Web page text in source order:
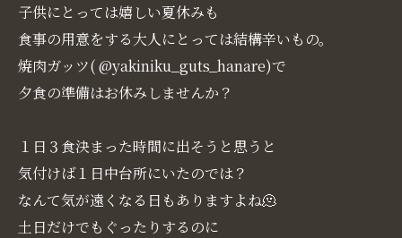
子供にとっては嬉しい夏休みも
食事の用意をする大人にとっては結構辛いもの。
焼肉ガッツ( @yakiniku_guts_hanare)で
夕食の準備はお休みしませんか？
１日３食決まった時間に出そうと思うと
気付けば１日中台所にいたのでは？
なんて気が遠くなる日もありますよね🫠
土日だけでもぐったりするのに